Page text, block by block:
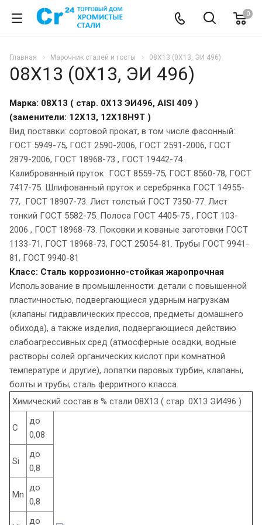
0
Главная Марочник сталей и госты 08Х13 (0Х13, ЭИ 496)
08Х13 (0Х13, ЭИ 496)
Марка: 08Х13 ( стар. 0Х13 ЭИ496, AISI 409 )
(заменители: 12Х13, 12Х18Н9Т )
Вид поставки: сортовой прокат, в том числе фасонный:
ГОСТ 5949-75, ГОСТ 2590-2006, ГОСТ 2591-2006, ГОСТ
2879-2006, ГОСТ 18968-73 , ГОСТ 19442-74 .
Калиброванный пруток ГОСТ 8559-75, ГОСТ 8560-78, ГОСТ
7417-75. Шлифованный пруток и серебрянка ГОСТ 14955-
77, ГОСТ 18907-73. Лист толстый ГОСТ 7350-77. Лист
тонкий ГОСТ 5582-75. Полоса ГОСТ 4405-75 , ГОСТ 103-
2006 , ГОСТ 18968-73. Поковки и кованые заготовки ГОСТ
1133-71, ГОСТ 18968-73, ГОСТ 25054-81. Трубы ГОСТ 9941-
81, ГОСТ 9940-81
Класс: Сталь коррозионно-стойкая жаропрочная
Использование в промышленности: детали с повышенной
пластичностью, подвергающиеся ударным нагрузкам
(клапаны гидравлических прессов, предметы домашнего
обихода), а также изделия, подвергающиеся действию
слабоагрессивных сред (атмосферные осадки, водные
растворы солей органических кислот при комнатной
температуре и другие), лопатки паровых турбин, клапаны,
болты и трубы; сталь ферритного класса.
Химический состав в % стали 08Х13 ( стар. 0Х13 ЭИ496 )
C
до
0,08
Si
до
0,8
Mn
до
0,8
до